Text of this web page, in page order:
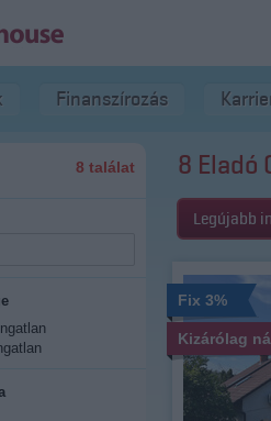
Finanszírozás
8 találat 8 Eladó
Legújabb
Fix 3%
Kizárólag